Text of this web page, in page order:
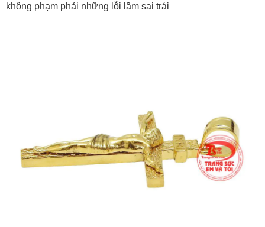
không phạm phải những lỗi lầm sai trái